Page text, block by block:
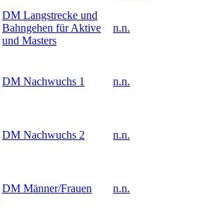
DM Langstrecke und
Bahngehen für Aktive
und Masters
n.n.
DM Nachwuchs 1 n.n.
DM Nachwuchs 2 n.n.
DM Männer/Frauen n.n.